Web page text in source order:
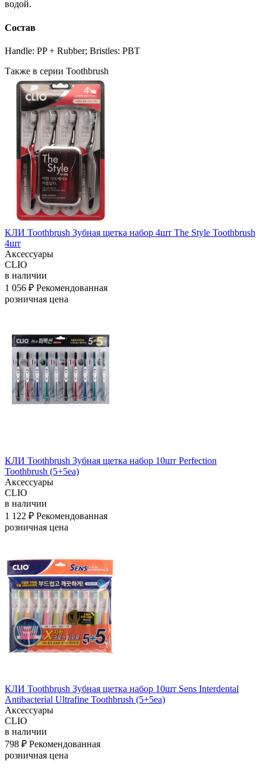
водой.
Состав
Handle: PP + Rubber; Bristles: PBT
Также в серии Toothbrush
КЛИ Toothbrush Зубная щетка набор 4шт The Style Toothbrush
4шт
Аксессуары
CLIO
в наличии
1 056 ₽ Рекомендованная
розничная цена
КЛИ Toothbrush Зубная щетка набор 10шт Perfection
Toothbrush (5+5ea)
Аксессуары
CLIO
в наличии
1 122 ₽ Рекомендованная
розничная цена
КЛИ Toothbrush Зубная щетка набор 10шт Sens Interdental
Antibacterial Ultrafine Toothbrush (5+5ea)
Аксессуары
CLIO
в наличии
798 ₽ Рекомендованная
розничная цена